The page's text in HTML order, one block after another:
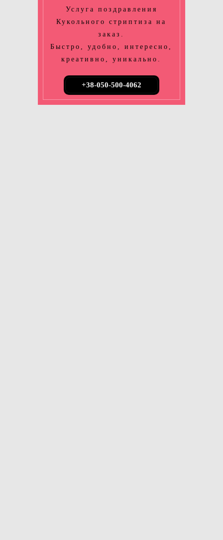
Услуга поздравления
Кукольного стриптиза на
заказ.
Быстро, удобно, интересно,
креативно, уникально.
+38-050-500-4062